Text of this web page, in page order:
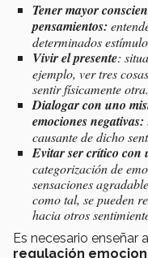
Tener mayor
pensamientos:
determinados
Vivir el presente:
ejemplo, ver tres
sentir físicamente otra.
Dialogar con uno
emociones negativas:
causante de dicho
Evitar ser crítico con
categorización de
sensaciones
como tal, se pueden
hacia otros
Es necesario enseñar
regulación